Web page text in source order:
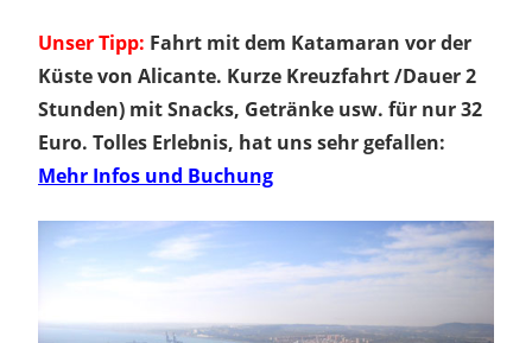
Unser Tipp: Fahrt mit dem Katamaran vor der
Küste von Alicante. Kurze Kreuzfahrt /Dauer 2
Stunden) mit Snacks, Getränke usw. für nur 32
Euro. Tolles Erlebnis, hat uns sehr gefallen:
Mehr Infos und Buchung